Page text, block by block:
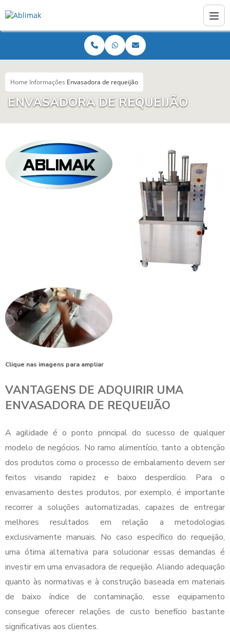
Home Informações Envasadora de requeijão
ENVASADORA DE REQUEIJÃO
Clique nas imagens para ampliar
VANTAGENS DE ADQUIRIR UMA
ENVASADORA DE REQUEIJÃO
A agilidade é o ponto principal do sucesso de qualquer
modelo de negócios. No ramo alimentício, tanto a obtenção
dos produtos como o processo de embalamento devem ser
feitos visando rapidez e baixo desperdício. Para o
envasamento destes produtos, por exemplo, é importante
recorrer a soluções automatizadas, capazes de entregar
melhores resultados em relação a metodologias
exclusivamente manuais. No caso específico do requeijão,
uma ótima alternativa para solucionar essas demandas é
investir em umaenvasadora de requeijão. Aliando adequação
quanto às normativas e à construção baseada em materiais
de baixo índice de contaminação, esse equipamento
consegue oferecer relações de custo benefício bastante
significativas aos clientes.